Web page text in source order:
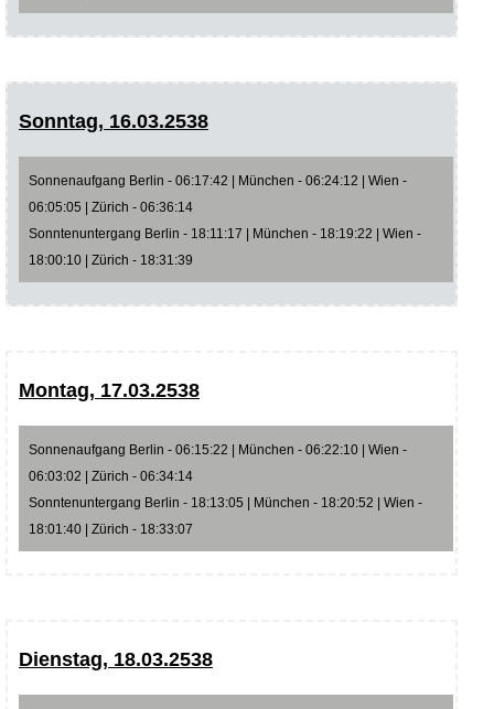
Sonntag, 16.03.2538
Sonnenaufgang Berlin - 06:17:42 | München - 06:24:12 | Wien -
06:05:05 | Zürich - 06:36:14
Sonntenuntergang Berlin - 18:11:17 | München - 18:19:22 | Wien -
18:00:10 | Zürich - 18:31:39
Montag, 17.03.2538
Sonnenaufgang Berlin - 06:15:22 | München - 06:22:10 | Wien -
06:03:02 | Zürich - 06:34:14
Sonntenuntergang Berlin - 18:13:05 | München - 18:20:52 | Wien -
18:01:40 | Zürich - 18:33:07
Dienstag, 18.03.2538